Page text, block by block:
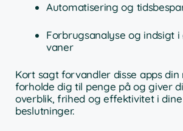
Automatisering og
Forbrugsanalyse og indsigt i
vaner
Kort sagt forvandler disse apps din
forholde dig til penge på og giver
overblik, frihed og effektivitet i
beslutninger.